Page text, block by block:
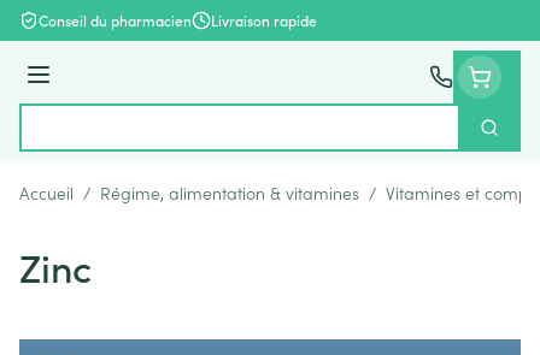
Aller au contenu
Conseil du pharmacien Livraison rapide
Menu
Accueil / Régime, alimentation & vitamines / Vitamines et
Zinc